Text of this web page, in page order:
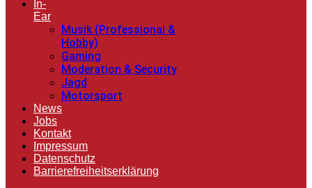
In-
Ear
Musik (Professional &
Hobby)
Gaming
Moderation & Security
Jagd
Motorsport
News
Jobs
Kontakt
Impressum
Datenschutz
Barrierefreiheitserklärung